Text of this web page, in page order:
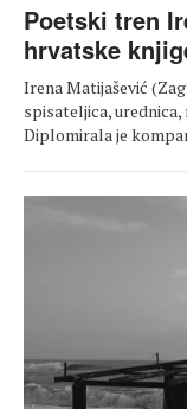
Poetski tren
hrvatske
Irena Matijašević
spisateljica,
Diplomirala je